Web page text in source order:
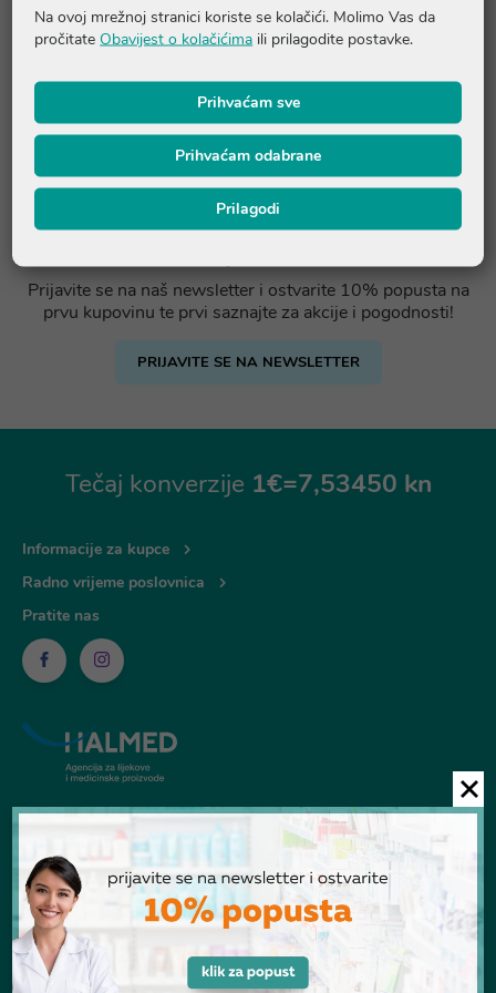
Ostvarite -10% popusta na prvu
Prijavite se na naš newsletter i ostvarite 10% popusta na
prvu kupovinu te prvi saznajte za akcije i pogodnosti!
PRIJAVITE SE NA NEWSLETTER
Tečaj konverzije 1€=7,53450 kn
Informacije za kupce
Radno vrijeme poslovnica
Pratite nas
© Ljekarna Talan 2026
Na ovoj mrežnoj stranici koriste se kolačići. Molimo Vas da
pročitate Obavijest o kolačićima ili prilagodite postavke.
Prihvaćam sve
Prihvaćam odabrane
Prilagodi